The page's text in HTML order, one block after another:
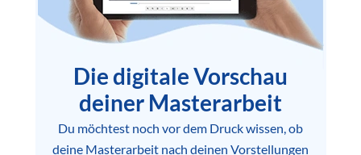
Die digitale Vorschau
deiner Masterarbeit
Du möchtest noch vor dem Druck wissen, ob
deine Masterarbeit nach deinen Vorstellungen